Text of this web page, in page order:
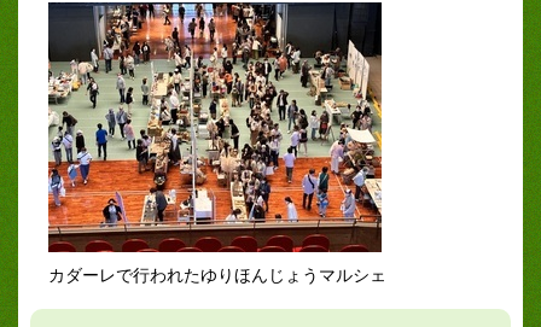
カダーレで行われたゆりほんじょうマルシェ